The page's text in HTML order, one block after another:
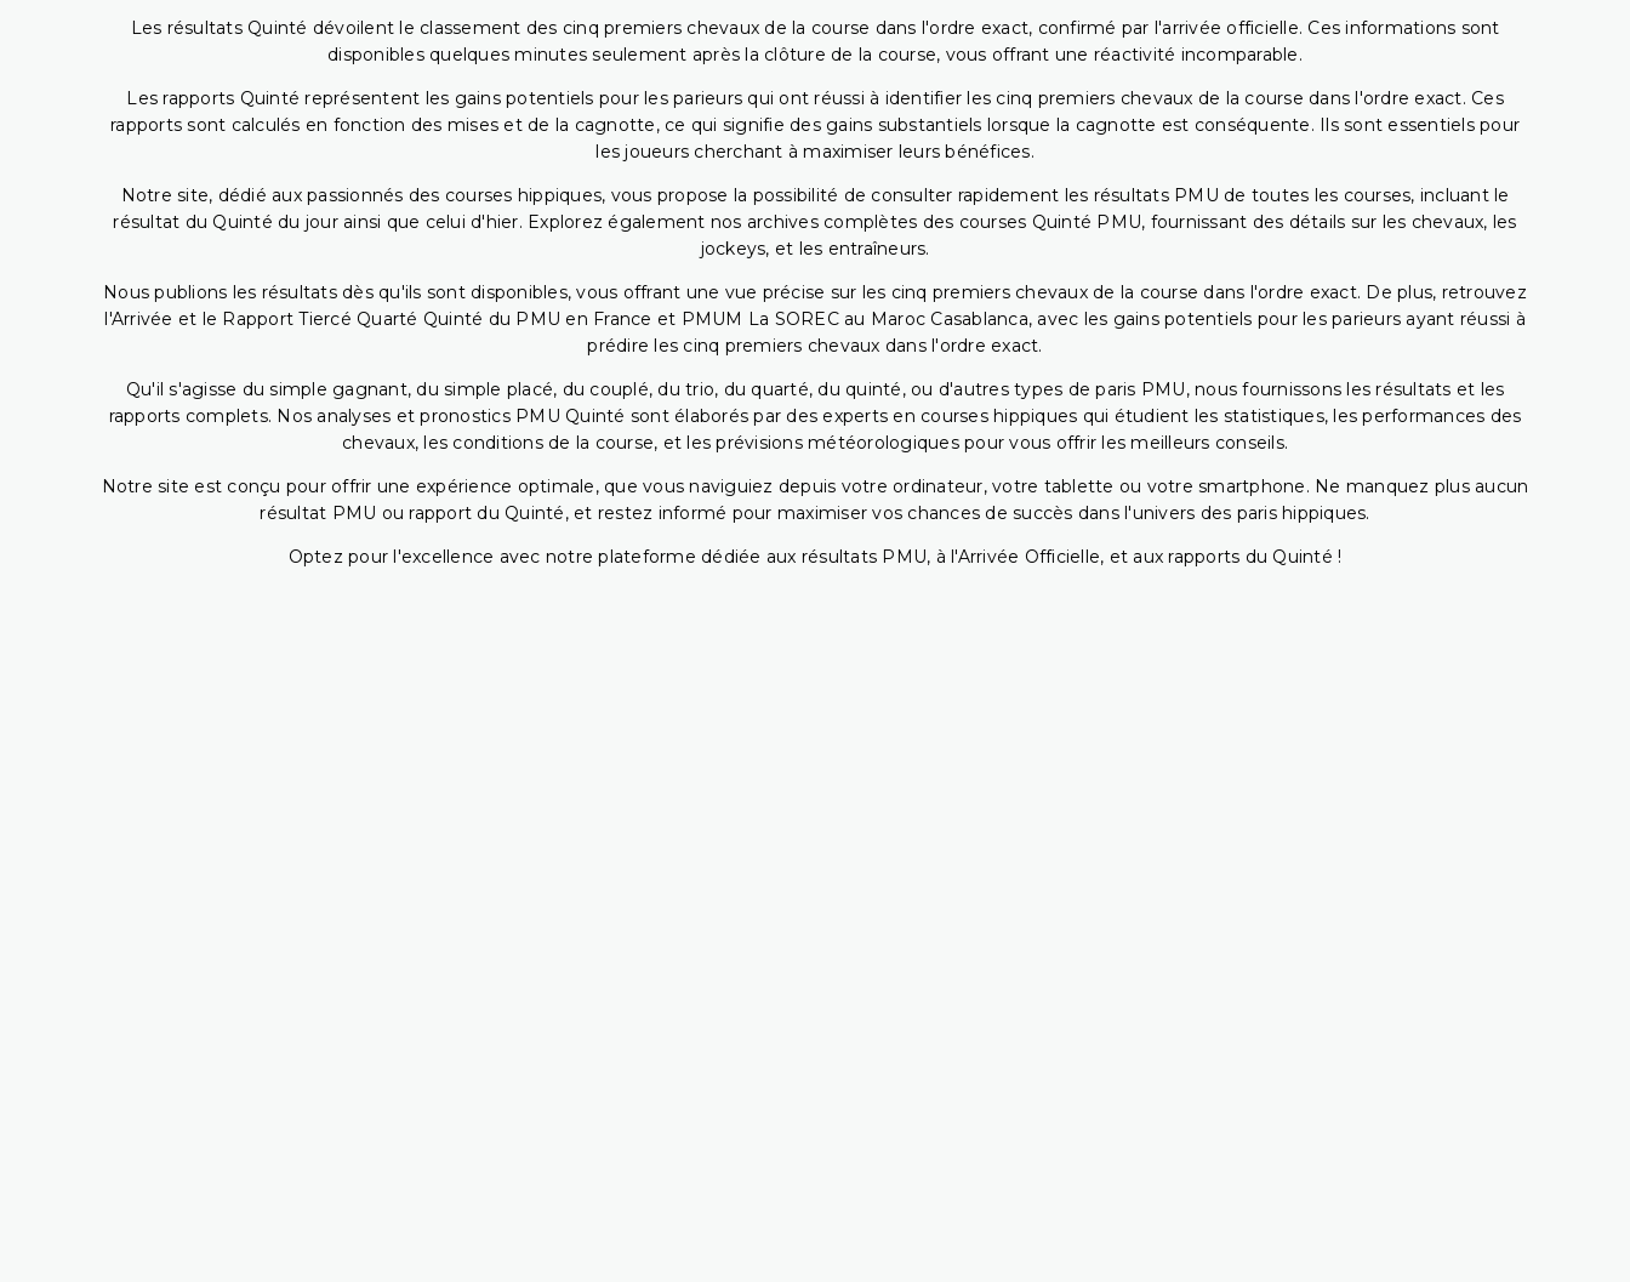
Les résultats Quinté dévoilent le classement des cinq premiers chevaux de la course dans l'ordre exact, confirmé par l'arrivée officielle. Ces informations sont
disponibles quelques minutes seulement après la clôture de la course, vous offrant une réactivité incomparable.
Les rapports Quinté représentent les gains potentiels pour les parieurs qui ont réussi à identifier les cinq premiers chevaux de la course dans l'ordre exact. Ces
rapports sont calculés en fonction des mises et de la cagnotte, ce qui signifie des gains substantiels lorsque la cagnotte est conséquente. Ils sont essentiels pour
les joueurs cherchant à maximiser leurs bénéfices.
Notre site, dédié aux passionnés des courses hippiques, vous propose la possibilité de consulter rapidement les résultats PMU de toutes les courses, incluant le
résultat du Quinté du jour ainsi que celui d'hier. Explorez également nos archives complètes des courses Quinté PMU, fournissant des détails sur les chevaux, les
jockeys, et les entraîneurs.
Nous publions les résultats dès qu'ils sont disponibles, vous offrant une vue précise sur les cinq premiers chevaux de la course dans l'ordre exact. De plus, retrouvez
l'Arrivée et le Rapport Tiercé Quarté Quinté du PMU en France et PMUM La SOREC au Maroc Casablanca, avec les gains potentiels pour les parieurs ayant réussi à
prédire les cinq premiers chevaux dans l'ordre exact.
Qu'il s'agisse du simple gagnant, du simple placé, du couplé, du trio, du quarté, du quinté, ou d'autres types de paris PMU, nous fournissons les résultats et les
rapports complets. Nos analyses et pronostics PMU Quinté sont élaborés par des experts en courses hippiques qui étudient les statistiques, les performances des
chevaux, les conditions de la course, et les prévisions météorologiques pour vous offrir les meilleurs conseils.
Notre site est conçu pour offrir une expérience optimale, que vous naviguiez depuis votre ordinateur, votre tablette ou votre smartphone. Ne manquez plus aucun
résultat PMU ou rapport du Quinté, et restez informé pour maximiser vos chances de succès dans l'univers des paris hippiques.
Optez pour l'excellence avec notre plateforme dédiée aux résultats PMU, à l'Arrivée Officielle, et aux rapports du Quinté !